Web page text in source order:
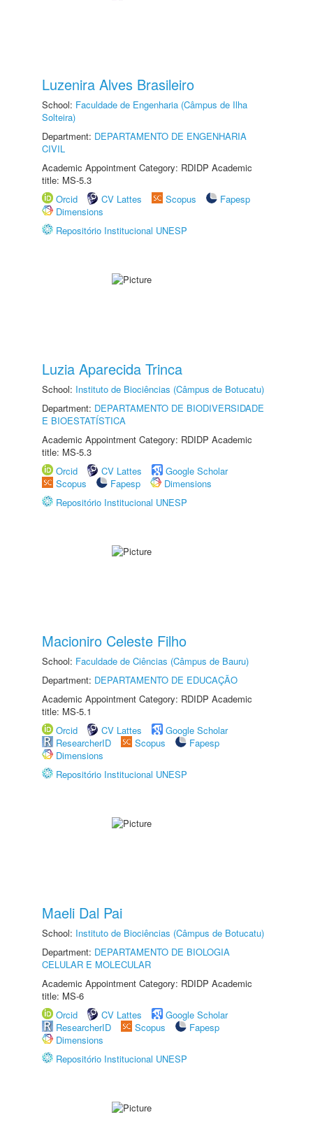
Luzenira Alves Brasileiro
School: Faculdade de Engenharia (Câmpus de Ilha
Solteira)
Department: DEPARTAMENTO DE ENGENHARIA
CIVIL
Academic Appointment Category: RDIDP Academic
title: MS-5.3
Orcid
CV Lattes Scopus
Fapesp
Dimensions
Repositório Institucional UNESP
Luzia Aparecida Trinca
School: Instituto de Biociências (Câmpus de Botucatu)
Department: DEPARTAMENTO DE BIODIVERSIDADE
E BIOESTATÍSTICA
Academic Appointment Category: RDIDP Academic
title: MS-5.3
Orcid
CV Lattes
Google Scholar
Scopus
Fapesp
Dimensions
Repositório Institucional UNESP
Macioniro Celeste Filho
School: Faculdade de Ciências (Câmpus de Bauru)
Department: DEPARTAMENTO DE EDUCAÇÃO
Academic Appointment Category: RDIDP Academic
title: MS-5.1
Orcid
CV Lattes
Google Scholar
ResearcherID
Scopus
Fapesp
Dimensions
Repositório Institucional UNESP
Maeli Dal Pai
School: Instituto de Biociências (Câmpus de Botucatu)
Department: DEPARTAMENTO DE BIOLOGIA
CELULAR E MOLECULAR
Academic Appointment Category: RDIDP Academic
title: MS-6
Orcid
CV Lattes
Google Scholar
ResearcherID
Scopus
Fapesp
Dimensions
Repositório Institucional UNESP